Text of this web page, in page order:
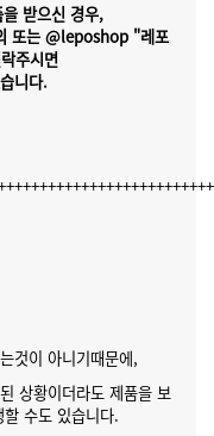
받으신 경우,
또는 @leposhop "레포
주시면
니다.
것이 아니기때문에,
상황이더라도 제품을 보
수도 있습니다.